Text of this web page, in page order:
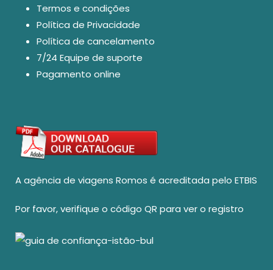
Termos e condições
Política de Privacidade
Política de cancelamento
7/24 Equipe de suporte
Pagamento online
A agência de viagens Romos é acreditada pelo ETBIS
Por favor, verifique o código QR para ver o registro